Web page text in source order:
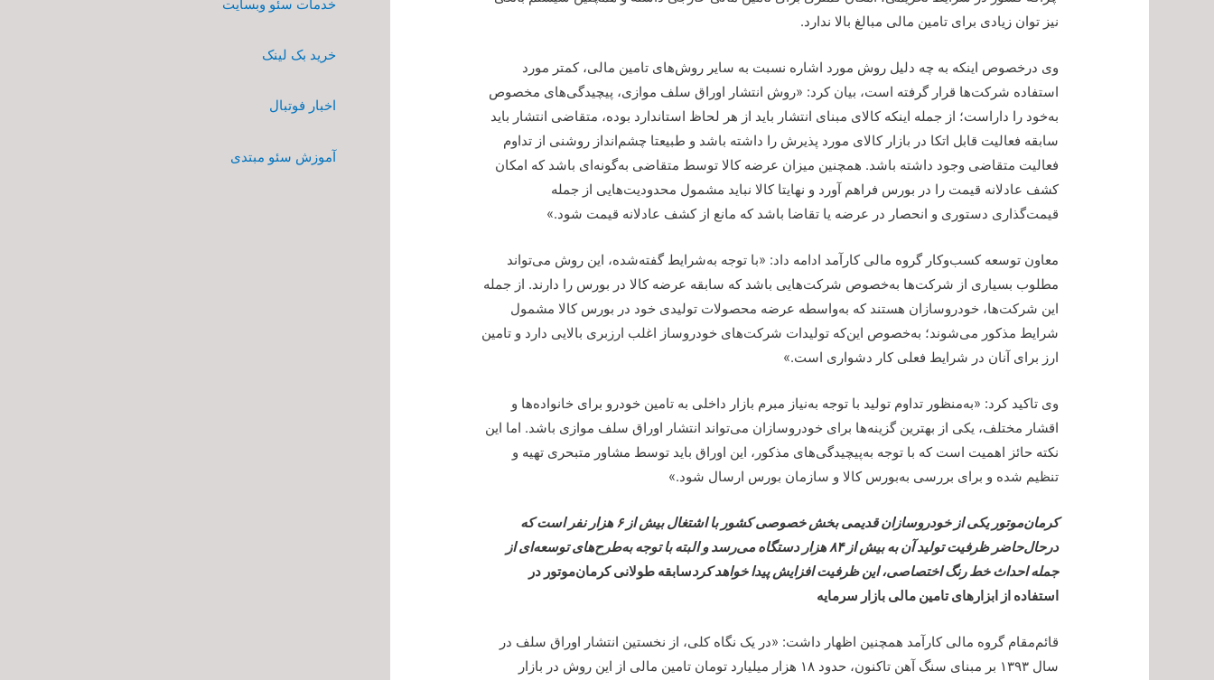
نیز توان زیادی برای تامین مالی مبالغ بالا ندارد.
وی درخصوص اینکه به چه دلیل روش مورد اشاره نسبت به سایر روش‌های تامین مالی، کمتر مورد
استفاده شرکت‌ها قرار گرفته است، بیان کرد: «روش انتشار اوراق سلف موازی، پیچیدگی‌های مخصوص
به‌خود را داراست؛ از جمله اینکه کالای مبنای انتشار باید از هر لحاظ استاندارد بوده، متقاضی انتشار باید
سابقه فعالیت قابل اتکا در بازار کالای مورد پذیرش را داشته باشد و طبیعتا چشم‌انداز روشنی از تداوم
فعالیت متقاضی وجود داشته باشد. همچنین میزان عرضه کالا توسط متقاضی به‌گونه‌ای باشد که امکان
کشف عادلانه قیمت را در بورس فراهم آورد و نهایتا کالا نباید مشمول محدودیت‌هایی از جمله
قیمت‌گذاری دستوری و انحصار در عرضه یا تقاضا باشد که مانع از کشف عادلانه قیمت شود.»
معاون توسعه کسب‌وکار گروه مالی کارآمد ادامه داد: «با توجه به‌شرایط گفته‌شده، این روش می‌تواند
مطلوب بسیاری از شرکت‌ها به‌خصوص شرکت‌هایی باشد که سابقه عرضه کالا در بورس را دارند. از جمله
این شرکت‌ها، خودروسازان هستند که به‌واسطه عرضه محصولات تولیدی خود در بورس کالا مشمول
شرایط مذکور می‌شوند؛ به‌خصوص این‌که تولیدات شرکت‌های خودروساز اغلب ارزبری بالایی دارد و تامین
ارز برای آنان در شرایط فعلی کار دشواری است.»
وی تاکید کرد: «به‌منظور تداوم تولید با توجه به‌نیاز مبرم بازار داخلی به تامین خودرو برای خانواده‌ها و
اقشار مختلف، یکی از بهترین گزینه‌ها برای خودروسازان می‌تواند انتشار اوراق سلف موازی باشد. اما این
نکته حائز اهمیت است که با توجه به‌پیچیدگی‌های مذکور، این اوراق باید توسط مشاور متبحری تهیه و
تنظیم شده و برای بررسی به‌بورس کالا و سازمان بورس ارسال شود.»
کرمان‌موتور یکی از خودروسازان قدیمی بخش خصوصی کشور با اشتغال بیش از ۶ هزار نفر است که
درحال‌حاضر ظرفیت تولید آن به بیش از ۸۴ هزار دستگاه می‌رسد و البته با توجه به‌طرح‌های توسعه‌ای از
جمله احداث خط رنگ اختصاصی، این ظرفیت افزایش پیدا خواهد کردسابقه طولانی کرمان‌موتور در
استفاده از ابزارهای تامین مالی بازار سرمایه
قائم‌مقام گروه مالی کارآمد همچنین اظهار داشت: «در یک نگاه کلی، از نخستین انتشار اوراق سلف در
سال ۱۳۹۳ بر مبنای سنگ آهن تاکنون، حدود ۱۸ هزار میلیارد تومان تامین مالی از این روش در بازار
خدمات سئو وبسایت
خرید بک لینک
اخبار فوتبال
آموزش سئو مبتدی